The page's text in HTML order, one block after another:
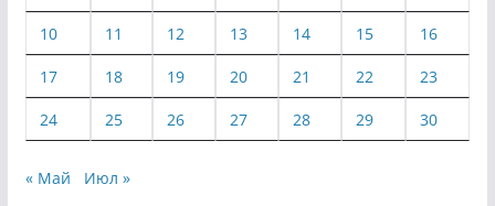
10 11 12 13 14 15 16
17 18 19 20 21 22 23
24 25 26 27 28 29 30
« Май Июл »